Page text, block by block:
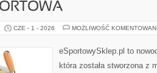
CZE - 1 - 2026 MOŻLIWOŚĆ
eSportowySklep.pl to
która została stworzona z